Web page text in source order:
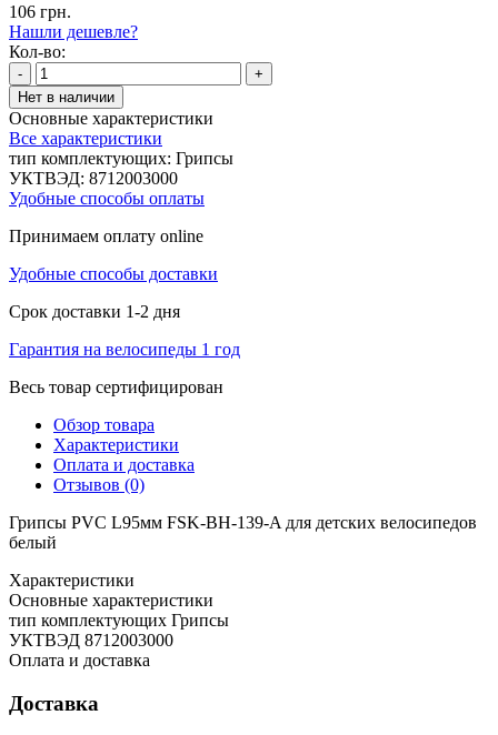
106 грн.
Нашли дешевле?
Кол-во:
-
+
Нет в наличии
Основные характеристики
Все характеристики
тип комплектующих: Грипсы
УКТВЭД: 8712003000
Удобные способы оплаты
Принимаем оплату online
Удобные способы доставки
Срок доставки 1-2 дня
Гарантия на велосипеды 1 год
Весь товар сертифицирован
Обзор товара
Характеристики
Оплата и доставка
Отзывов (0)
Грипсы PVC L95мм FSK-BH-139-A для детских велосипедов
белый
Характеристики
Основные характеристики
тип комплектующих Грипсы
УКТВЭД 8712003000
Оплата и доставка
Доставка